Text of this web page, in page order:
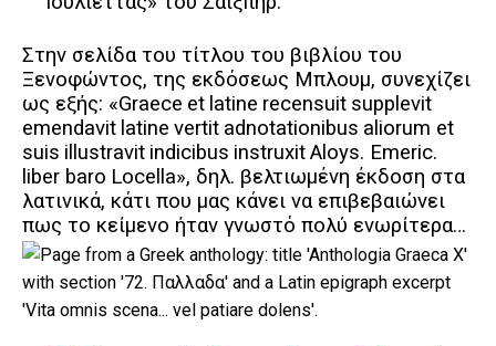
Στην σελίδα του τίτλου του βιβλίου του
Ξενοφώντος, της εκδόσεως Μπλουμ, συνεχίζει
ως εξής: «Graece et latine recensuit supplevit
emendavit latine vertit adnotationibus aliorum et
suis illustravit indicibus instruxitAloys. Emeric.
liber baro Locella», δηλ. βελτιωμένη έκδοση στα
λατινικά, κάτι που μας κάνει να επιβεβαιώνει
πως το κείμενο ήταν γνωστό πολύ ενωρίτερα…